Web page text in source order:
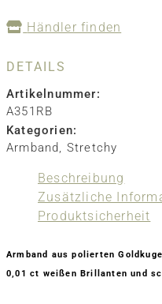
Händler finden
DETAILS
Artikelnummer:
A351RB
Kategorien:
Armband, Stretchy
Beschreibung
Zusätzliche
Produktsicherheit
Armband aus polierten
0,01 ct weißen Brillanten und